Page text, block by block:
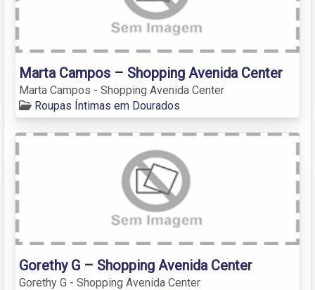
Marta Campos – Shopping Avenida Center
Marta Campos - Shopping Avenida Center
Roupas Íntimas em Dourados
Gorethy G – Shopping Avenida Center
Gorethy G - Shopping Avenida Center